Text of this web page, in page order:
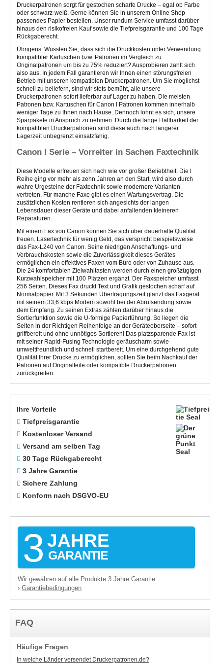
Ihre Vorteile
Tiefpreisgarantie
Kostenloser Versand
Versand am selben Tag
30 Tage Rückgaberecht
3 Jahre Garantie
Sichere Zahlung
Konform nach DSGVO-EU
3 JAHRE
GARANTIE
Wir gewähren auf alle Produkte 3 Jahre Garantie.
› Garantiebedingungen
FAQ
Häufige Fragen
In welche Länder versendet Druckerpatronen.de?
Druckerpatronen sorgt für gestochen scharfe Drucke – egal ob Farbe
oder schwarz-weiß. Gerne können Sie in unserem Online Shop
passendes Papier bestellen. Unser rundum Service umfasst darüber
hinaus den risikofreien Kauf sowie die Tiefpreisgarantie und 100 Tage
Rückgaberecht.
Übrigens: Wussten Sie, dass sich die Druckkosten unter Verwendung
kompatibler Kartuschen bzw. Patronen im Vergleich zu
Originalpatronen um bis zu 75% reduziert? Ausprobieren zahlt sich
also aus. In jedem Fall garantieren wir Ihnen einen störungsfreien
Betrieb mit unseren kompatiblen Druckerpatronen. Um Sie möglichst
schnell zu beliefern, sind wir stets bemüht, alle unsere
Druckerpatronen sofort lieferbar auf Lager zu haben. Die meisten
Patronen bzw. Kartuschen für Canon l Patronen kommen innerhalb
weniger Tage zu Ihnen nach Hause. Dennoch lohnt es sich, unsere
Sparpakete in Anspruch zu nehmen. Durch die lange Haltbarkeit der
kompatiblen Druckerpatronen sind diese auch nach längerer
Lagerzeit unbegrenzt einsatzfähig.
Canon I Serie – Vorreiter in Sachen Faxtechnik
Diese Modelle erfreuen sich nach wie vor großer Beliebtheit. Die l
Reihe ging vor mehr als zehn Jahren an den Start, wird also durch
wahre Urgesteine der Faxtechnik sowie modernere Varianten
vertreten. Für manche Faxe gibt es einen Wartungsvertrag. Die
zusätzlichen Kosten rentieren sich angesichts der langen
Lebensdauer dieser Geräte und dabei anfallenden kleineren
Reparaturen.
Mit einem Fax von Canon können Sie sich über dauerhafte Qualität
freuen. Lasertechnik für wenig Geld, das verspricht beispielsweise
das Fax-L240 von Canon. Seine niedrigen Anschaffungs- und
Verbrauchskosten sowie die Zuverlässigkeit dieses Gerätes
ermöglichen ein effektives Faxen vom Büro oder von Zuhause aus.
Die 24 komfortablen Zielwahltasten werden durch einen großzügigen
Kurzwahlspeicher mit 100 Plätzen ergänzt. Der Faxspeicher umfasst
256 Seiten. Dieses Fax druckt Text und Grafik gestochen scharf auf
Normalpapier. Mit 3 Sekunden Übertragungszeit glänzt das Faxgerät
mit seinem 33,6 kbps Modem sowohl bei der Abrufsendung sowie
dem Empfang. Zu seinen Extras zählen darüber hinaus die
Sortierfunktion sowie die U-förmige Papierführung. So liegen die
Seiten in der Richtigen Reihenfolge an der Geräteoberseite – sofort
griffbereit und ohne unnötiges Sortieren! Das platzsparende Fax ist
mit seiner Rapid-Fusing Technologie geräuscharm sowie
umweltfreundlich und schnell startbereit. Um eine durchgehend gute
Qualität Ihrer Drucke zu ermöglichen, sollten Sie beim Nachkauf der
Patronen auf Originalteile oder kompatible Druckerpatronen
zurückgreifen.